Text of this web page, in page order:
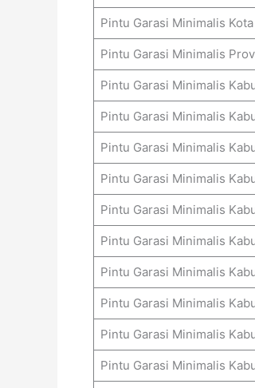
Pintu Garasi Minimalis
Pintu Garasi Minimalis
Pintu Garasi Minimalis
Pintu Garasi Minimalis
Pintu Garasi Minimalis
Pintu Garasi Minimalis
Pintu Garasi Minimalis
Pintu Garasi Minimalis
Pintu Garasi Minimalis
Pintu Garasi Minimalis
Pintu Garasi Minimalis
Pintu Garasi Minimalis